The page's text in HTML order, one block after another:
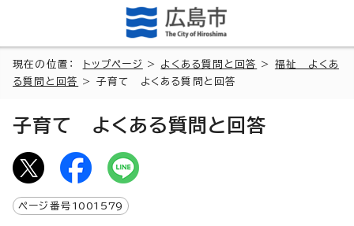
現在の位置： トップページ > よくある質問と回答 > 福祉 よくあ
る質問と回答
> 子育て よくある質問と回答
子育て よくある質問と回答
ページ番号 1001579